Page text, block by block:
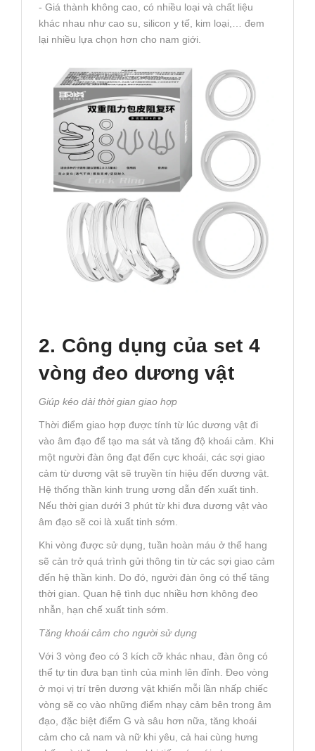
- Giá thành không cao, có nhiều loại và chất liệu
khác nhau như cao su, silicon y tế, kim loại,… đem
lại nhiều lựa chọn hơn cho nam giới.
2. Công dụng của set 4
vòng đeo dương vật
Giúp kéo dài thời gian giao hợp
Thời điểm giao hợp được tính từ lúc dương vật đi
vào âm đạo để tạo ma sát và tăng độ khoái cảm. Khi
một người đàn ông đạt đến cực khoái, các sợi giao
cảm từ dương vật sẽ truyền tín hiệu đến dương vật.
Hệ thống thần kinh trung ương dẫn đến xuất tinh.
Nếu thời gian dưới 3 phút từ khi đưa dương vật vào
âm đạo sẽ coi là xuất tinh sớm.
Khi vòng được sử dụng, tuần hoàn máu ở thể hang
sẽ cản trở quá trình gửi thông tin từ các sợi giao cảm
đến hệ thần kinh. Do đó, người đàn ông có thể tăng
thời gian. Quan hệ tình dục nhiều hơn không đeo
nhẫn, hạn chế xuất tinh sớm.
Tăng khoái cảm cho người sử dụng
Với 3 vòng đeo có 3 kích cỡ khác nhau, đàn ông có
thể tự tin đưa bạn tình của mình lên đỉnh. Đeo vòng
ở mọi vị trí trên dương vật khiến mỗi lần nhấp chiếc
vòng sẽ cọ vào những điểm nhạy cảm bên trong âm
đạo, đặc biệt điểm G và sâu hơn nữa, tăng khoái
cảm cho cả nam và nữ khi yêu, cả hai cùng hưng